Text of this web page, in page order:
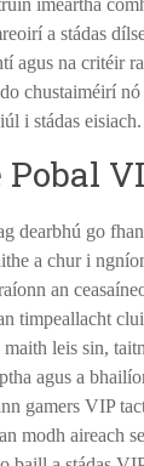
imeartha
a stádas
agus na critéir
chustaiméirí
i stádas eisiach.
dearbhú go
a chur i
an
timpeallacht
leis sin,
agus a
gamers VIP
modh aireach